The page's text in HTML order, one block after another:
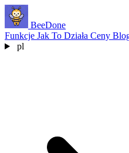
BeeDone
Funkcje Jak To Działa Ceny
pl